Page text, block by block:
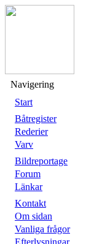
Navigering
Start
Båtregister
Rederier
Varv
Bildreportage
Forum
Länkar
Kontakt
Om sidan
Vanliga frågor
Efterlysningar